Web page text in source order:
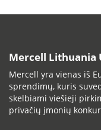
Mercell Lithuania
Mercell yra vienas iš
sprendimų, kuris
skelbiami viešieji
privačių įmonių